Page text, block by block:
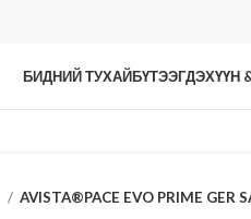
БИДНИЙ ТУХАЙБҮТЭЭГДЭХҮҮН
AVISTA®PACE EVO PRIME GER